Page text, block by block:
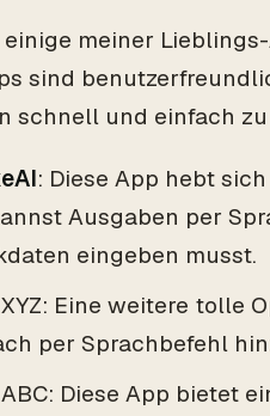
meiner
sind
schnell und einfach
: Diese App hebt
Ausgaben per
eingeben musst.
Eine weitere tolle
per Sprachbefehl
Diese App bietet